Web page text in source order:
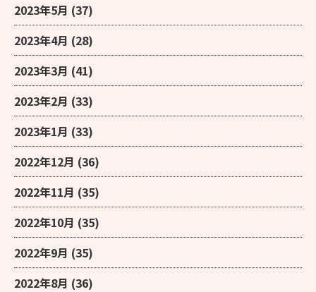
2023年5月 (37)
2023年4月 (28)
2023年3月 (41)
2023年2月 (33)
2023年1月 (33)
2022年12月 (36)
2022年11月 (35)
2022年10月 (35)
2022年9月 (35)
2022年8月 (36)